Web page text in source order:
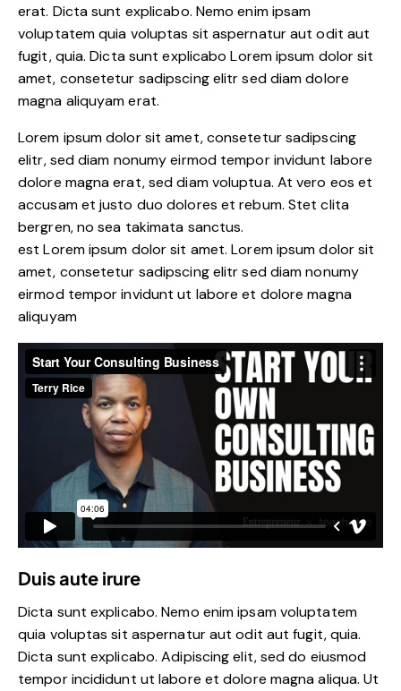
erat. Dicta sunt explicabo. Nemo enim ipsam
voluptatem quia voluptas sit aspernatur aut odit aut
fugit, quia. Dicta sunt explicabo Lorem ipsum dolor sit
amet, consetetur sadipscing elitr sed diam dolore
magna aliquyam erat.
Lorem ipsum dolor sit amet, consetetur sadipscing
elitr, sed diam nonumy eirmod tempor invidunt labore
dolore magna erat, sed diam voluptua. At vero eos et
accusam et justo duo dolores et rebum. Stet clita
bergren, no sea takimata sanctus.
est Lorem ipsum dolor sit amet. Lorem ipsum dolor sit
amet, consetetur sadipscing elitr sed diam nonumy
eirmod tempor invidunt ut labore et dolore magna
aliquyam
Duis aute irure
Dicta sunt explicabo. Nemo enim ipsam voluptatem
quia voluptas sit aspernatur aut odit aut fugit, quia.
Dicta sunt explicabo. Adipiscing elit, sed do eiusmod
tempor incididunt ut labore et dolore magna aliqua. Ut